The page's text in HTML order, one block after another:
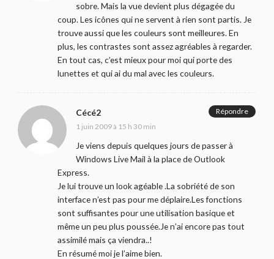
sobre. Mais la vue devient plus dégagée du
coup. Les icônes qui ne servent à rien sont partis. Je
trouve aussi que les couleurs sont meilleures. En
plus, les contrastes sont assez agréables à regarder.
En tout cas, c’est mieux pour moi qui porte des
lunettes et qui ai du mal avec les couleurs.
Cécé2
1 juin 2009 à 15 h 30 min
Je viens depuis quelques jours de passer à
Windows Live Mail à la place de Outlook
Express.
Je lui trouve un look agéable .La sobriété de son
interface n’est pas pour me déplaire.Les fonctions
sont suffisantes pour une utilisation basique et
même un peu plus poussée.Je n’ai encore pas tout
assimilé mais ça viendra..!
En résumé moi je l’aime bien.
Répondre